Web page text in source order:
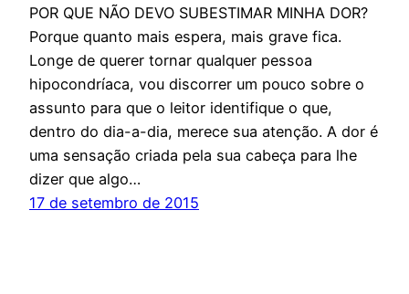
POR QUE NÃO DEVO SUBESTIMAR MINHA DOR?
Porque quanto mais espera, mais grave fica.
Longe de querer tornar qualquer pessoa
hipocondríaca, vou discorrer um pouco sobre o
assunto para que o leitor identifique o que,
dentro do dia-a-dia, merece sua atenção. A dor é
uma sensação criada pela sua cabeça para lhe
dizer que algo…
17 de setembro de 2015